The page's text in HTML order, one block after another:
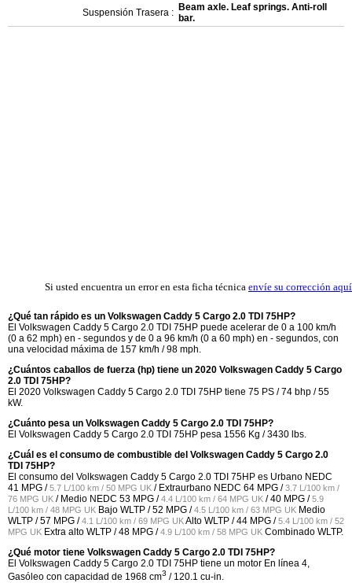
Suspensión Trasera : Beam axle. Leaf springs. Anti-roll
bar.
Si usted encuentra un error en esta ficha técnica envíe su corrección aquí
¿Qué tan rápido es un Volkswagen Caddy 5 Cargo 2.0 TDI 75HP?
El Volkswagen Caddy 5 Cargo 2.0 TDI 75HP puede acelerar de 0 a 100 km/h
(0 a 62 mph) en - segundos y de 0 a 96 km/h (0 a 60 mph) en - segundos, con
una velocidad máxima de 157 km/h / 98 mph.
¿Cuántos caballos de fuerza (hp) tiene un 2020 Volkswagen Caddy 5 Cargo
2.0 TDI 75HP?
El 2020 Volkswagen Caddy 5 Cargo 2.0 TDI 75HP tiene 75 PS / 74 bhp / 55
kW.
¿Cuánto pesa un Volkswagen Caddy 5 Cargo 2.0 TDI 75HP?
El Volkswagen Caddy 5 Cargo 2.0 TDI 75HP pesa 1556 Kg / 3430 lbs.
¿Cuál es el consumo de combustible del Volkswagen Caddy 5 Cargo 2.0
TDI 75HP?
El consumo del Volkswagen Caddy 5 Cargo 2.0 TDI 75HP es Urbano NEDC
41 MPG /5.7 L/100 km / 50 MPG UK / Extraurbano NEDC 64 MPG /3.7 L/100 km /
76 MPG UK / Medio NEDC 53 MPG /4.4 L/100 km / 64 MPG UK /40 MPG /5.9
L/100 km / 48 MPG UK Bajo WLTP /52 MPG /4.5 L/100 km / 63 MPG UK Medio
WLTP /57 MPG /4.1 L/100 km / 69 MPG UKAlto WLTP /44 MPG /5.4 L/100 km / 52
MPG UK Extra alto WLTP /48 MPG /4.9 L/100 km / 58 MPG UK Combinado WLTP.
¿Qué motor tiene Volkswagen Caddy 5 Cargo 2.0 TDI 75HP?
El Volkswagen Caddy 5 Cargo 2.0 TDI 75HP tiene un motor En línea 4,
Gasóleo con capacidad de 1968 cm3 / 120.1 cu-in.